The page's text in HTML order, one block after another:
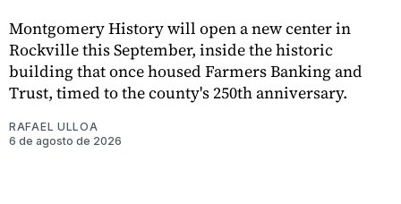
Montgomery History will open a new center in
Rockville this September, inside the historic
building that once housed Farmers Banking and
Trust, timed to the county's 250th anniversary.
RAFAEL ULLOA
6 de agosto de 2026